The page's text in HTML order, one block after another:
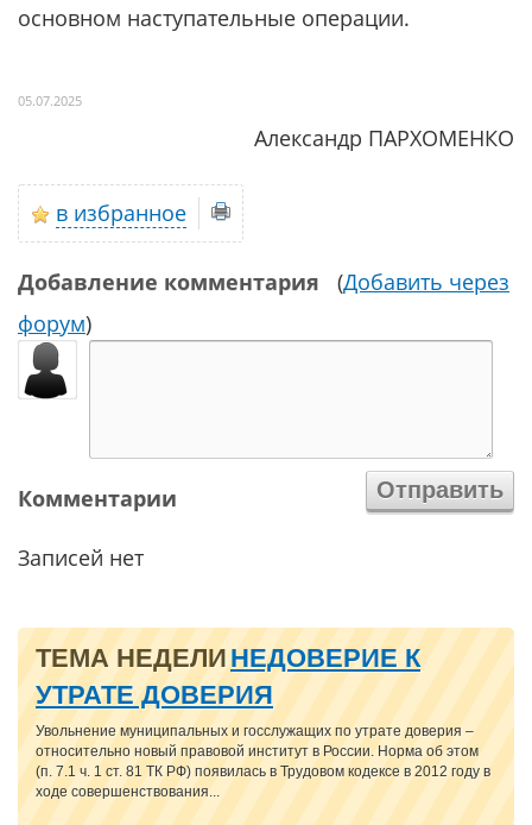
основном наступательные операции.
05.07.2025
Александр ПАРХОМЕНКО
в избранное
Добавление комментария (Добавить через
форум)
Комментарии
Записей нет
ТЕМА НЕДЕЛИ НЕДОВЕРИЕ К
УТРАТЕ ДОВЕРИЯ
Увольнение муниципальных и госслужащих по утрате доверия –
относительно новый правовой институт в России. Норма об этом
(п. 7.1 ч. 1 ст. 81 ТК РФ) появилась в Трудовом кодексе в 2012 году в
ходе совершенствования...